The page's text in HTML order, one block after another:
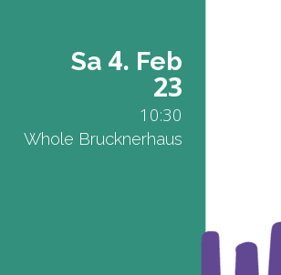
Sa 4. Feb
23
10:30
Whole Brucknerhaus